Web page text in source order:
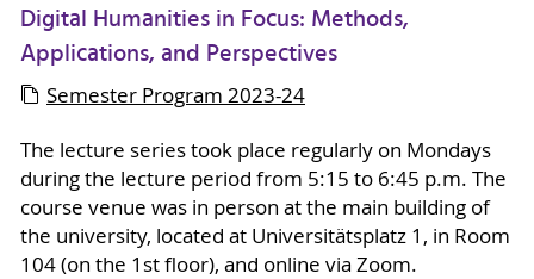
Digital Humanities in Focus: Methods,
Applications, and Perspectives
Semester Program 2023-24
The lecture series took place regularly on Mondays
during the lecture period from 5:15 to 6:45 p.m. The
course venue was in person at the main building of
the university, located at Universitätsplatz 1, in Room
104 (on the 1st floor), and online via Zoom.